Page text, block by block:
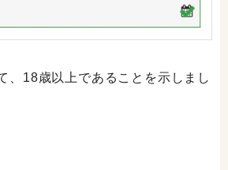
、18歳以上であることを示しまし